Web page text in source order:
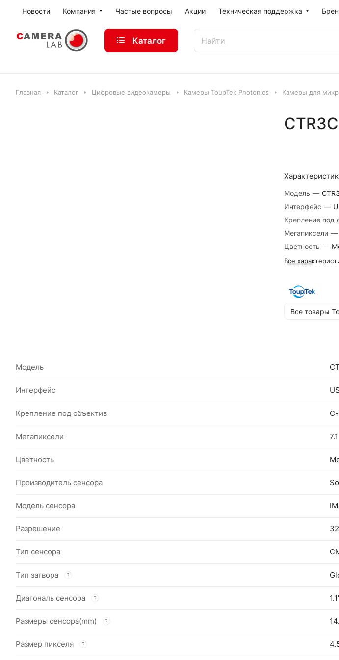
Новости Компания Частые вопросы Акции Техническая поддержка
Каталог
Главная Каталог Цифровые видеокамеры Камеры ToupTek Photonics Камеры для
Модель —
Интерфейс —
Крепление под
Мегапиксели —
Цветность —
Все
Все товары
Модель
Интерфейс
Крепление под объектив
Мегапиксели 7.1
Цветность
Производитель сенсора
Модель сенсора
Разрешение
Тип сенсора
Тип затвора ?
Диагональ сенсора ?
Размеры сенсора(mm) ?
Размер пикселя ?